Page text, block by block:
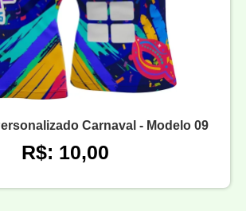
Carnaval - Modelo 09
R$: 10,00